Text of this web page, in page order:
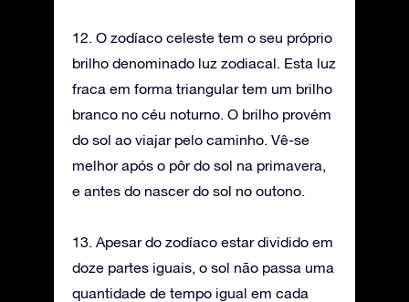
12. O zodíaco celeste tem o seu próprio
brilho denominado luz zodiacal. Esta luz
fraca em forma triangular tem um brilho
branco no céu noturno. O brilho provém
do sol ao viajar pelo caminho. Vê-se
melhor após o pôr do sol na primavera,
e antes do nascer do sol no outono.
13. Apesar do zodíaco estar dividido em
doze partes iguais, o sol não passa uma
quantidade de tempo igual em cada